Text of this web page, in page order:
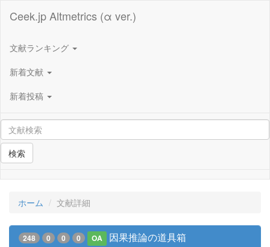
Ceek.jp Altmetrics (α ver.)
文献ランキング
新着文献
新着投稿
検索
ホーム 文献詳細
248 0 0 0 OA 因果推論の道具箱